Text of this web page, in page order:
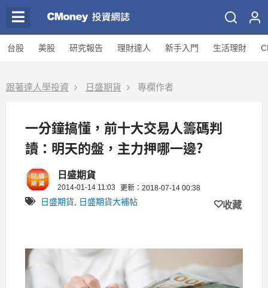
台股 美股 研究報告 理財達人 新手入門 生活理財
跟著達人學投資 日盛期貨 專欄作者
一分鐘搞懂，前十大交易人籌碼判
讀：明天的盤，主力押哪一邊?
日盛期貨
2014-01-14 11:03 更新：2018-07-14 00:38
日盛期貨 日盛期貨大補帖 收藏